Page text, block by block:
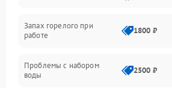
Запах горелого при
работе
1800 ₽
Проблемы с набором
воды
2500 ₽